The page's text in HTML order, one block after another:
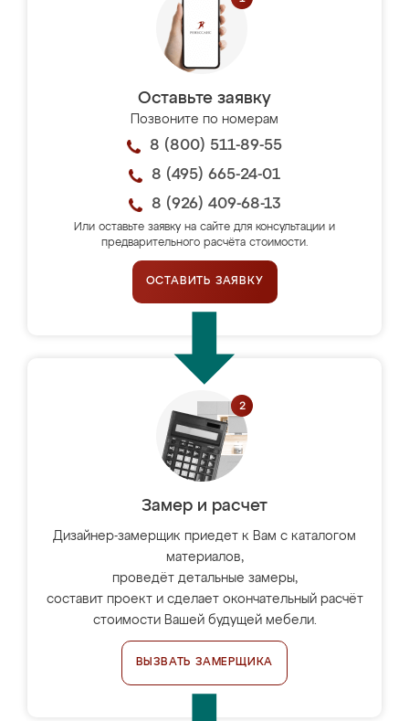
Оставьте заявку
Позвоните по номерам
8 (800) 511-89-55
8 (495) 665-24-01
8 (926) 409-68-13
Или оставьте заявку на сайте для консультации и
предварительного расчёта стоимости.
ОСТАВИТЬ ЗАЯВКУ
Замер и расчет
Дизайнер-замерщик приедет к Вам с каталогом
материалов,
проведёт детальные замеры,
составит проект и сделает окончательный расчёт
стоимости Вашей будущей мебели.
ВЫЗВАТЬ ЗАМЕРЩИКА